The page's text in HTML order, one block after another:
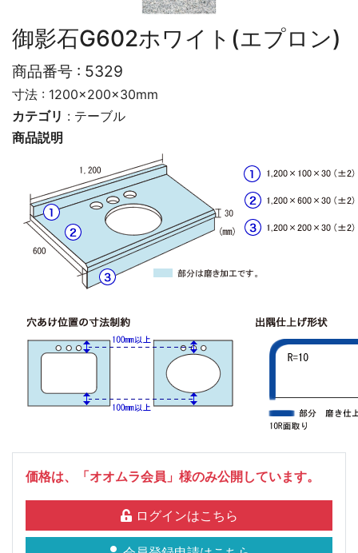
御影石G602ホワイト(エプロン)
商品番号 : 5329
寸法 : 1200×200×30mm
カテゴリ : テーブル
商品説明
価格は、「オオムラ会員」様のみ公開しています。
ログインはこちら